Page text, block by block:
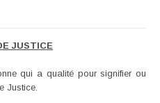
JUSTICE
qui a qualité pour signifier ou
Justice.